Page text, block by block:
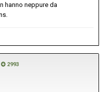
hanno neppure da
2993